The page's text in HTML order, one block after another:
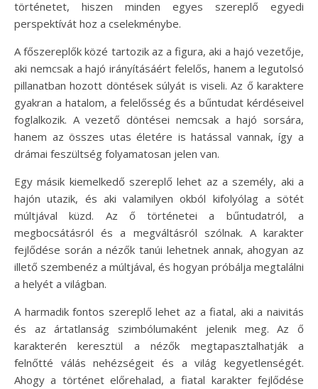
történetet, hiszen minden egyes szereplő egyedi
perspektívát hoz a cselekménybe.
A főszereplők közé tartozik az a figura, aki a hajó vezetője,
aki nemcsak a hajó irányításáért felelős, hanem a legutolsó
pillanatban hozott döntések súlyát is viseli. Az ő karaktere
gyakran a hatalom, a felelősség és a bűntudat kérdéseivel
foglalkozik. A vezető döntései nemcsak a hajó sorsára,
hanem az összes utas életére is hatással vannak, így a
drámai feszültség folyamatosan jelen van.
Egy másik kiemelkedő szereplő lehet az a személy, aki a
hajón utazik, és aki valamilyen okból kifolyólag a sötét
múltjával küzd. Az ő történetei a bűntudatról, a
megbocsátásról és a megváltásról szólnak. A karakter
fejlődése során a nézők tanúi lehetnek annak, ahogyan az
illető szembenéz a múltjával, és hogyan próbálja megtalálni
a helyét a világban.
A harmadik fontos szereplő lehet az a fiatal, aki a naivitás
és az ártatlanság szimbólumaként jelenik meg. Az ő
karakterén keresztül a nézők megtapasztalhatják a
felnőtté válás nehézségeit és a világ kegyetlenségét.
Ahogy a történet előrehalad, a fiatal karakter fejlődése